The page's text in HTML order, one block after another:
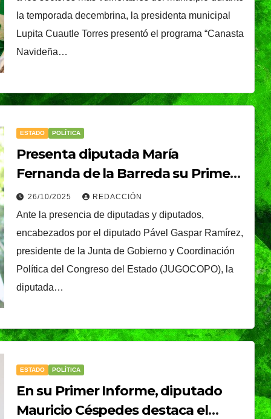
la temporada decembrina, la presidenta municipal
Lupita Cuautle Torres presentó el programa “Canasta
Navideña…
ESTADO POLÍTICA
Presenta diputada María
Fernanda de la Barreda su Primer
Informe de Actividades
Legislativas
26/10/2025 REDACCIÓN
Ante la presencia de diputadas y diputados,
encabezados por el diputado Pável Gaspar Ramírez,
presidente de la Junta de Gobierno y Coordinación
Política del Congreso del Estado (JUGOCOPO), la
diputada…
ESTADO POLÍTICA
En su Primer Informe, diputado
Mauricio Céspedes destaca el
el
que
TENDENCIA VIDA │ ESTILO
Oreo® y BTS lanzan
su edición limitada
en México
30/07/2026 VERÓNICA ANDRADE